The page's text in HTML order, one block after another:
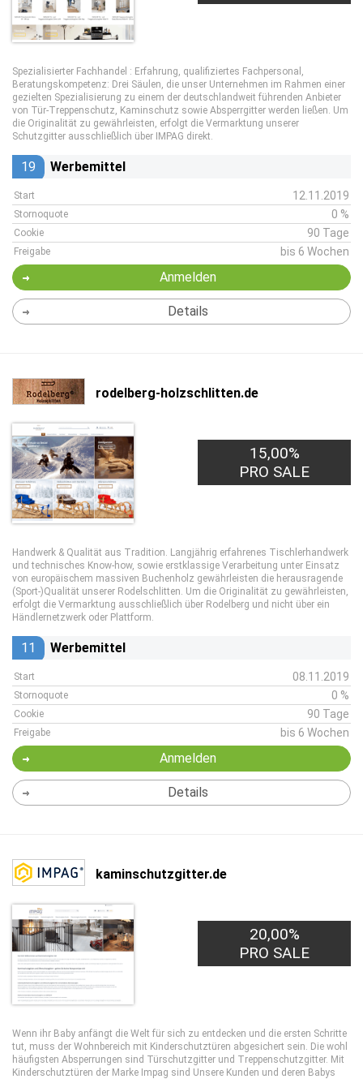
Spezialisierter Fachhandel : Erfahrung, qualifiziertes Fachpersonal,
Beratungskompetenz: Drei Säulen, die unser Unternehmen im Rahmen einer
gezielten Spezialisierung zu einem der deutschlandweit führenden Anbieter
von Tür-Treppenschutz, Kaminschutz sowie Absperrgitter werden ließen. Um
die Originalität zu gewährleisten, erfolgt die Vermarktung unserer
Schutzgitter ausschließlich über IMPAG direkt.
19 Werbemittel
Start 12.11.2019
Stornoquote 0 %
Cookie 90 Tage
Freigabe bis 6 Wochen
Anmelden
Details
rodelberg-holzschlitten.de
15,00%
PRO SALE
Handwerk & Qualität aus Tradition. Langjährig erfahrenes Tischlerhandwerk
und technisches Know-how, sowie erstklassige Verarbeitung unter Einsatz
von europäischem massiven Buchenholz gewährleisten die herausragende
(Sport-)Qualität unserer Rodelschlitten. Um die Originalität zu gewährleisten,
erfolgt die Vermarktung ausschließlich über Rodelberg und nicht über ein
Händlernetzwerk oder Plattform.
11 Werbemittel
Start 08.11.2019
Stornoquote 0 %
Cookie 90 Tage
Freigabe bis 6 Wochen
Anmelden
Details
kaminschutzgitter.de
20,00%
PRO SALE
Wenn ihr Baby anfängt die Welt für sich zu entdecken und die ersten Schritte
tut, muss der Wohnbereich mit Kinderschutztüren abgesichert sein. Die wohl
häufigsten Absperrungen sind Türschutzgitter und Treppenschutzgitter. Mit
Kinderschutztüren der Marke Impag sind Unsere Kunden und deren Babys